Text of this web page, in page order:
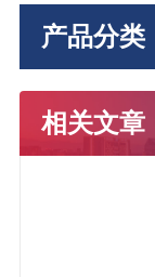
产品分类
相关文章